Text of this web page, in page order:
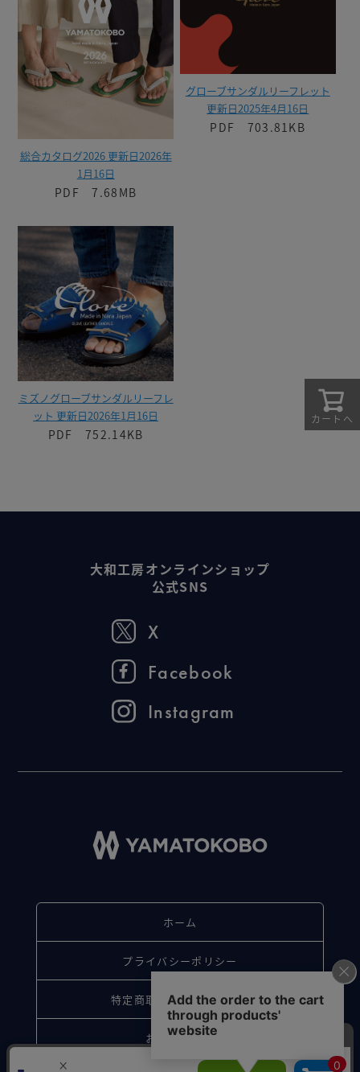
カートへ
総合カタログ2026 更新日2026年
1月16日
PDF 7.68MB
グローブサンダルリーフレット
更新日2025年4月16日
PDF 703.81KB
ミズノグローブサンダルリーフレ
ット 更新日2026年1月16日
PDF 752.14KB
大和工房オンラインショップ
公式SNS
X
Facebook
Instagram
ホーム
プライバシーポリシー
特定商取引法に基づく表記
お問い合わせ